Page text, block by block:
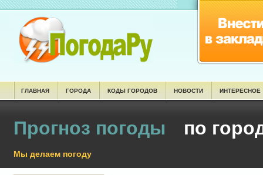
ГЛАВНАЯ ГОРОДА КОДЫ ГОРОДОВ НОВОСТИ ИНТЕРЕСНОЕ
Прогноз погоды по
Мы делаем погоду